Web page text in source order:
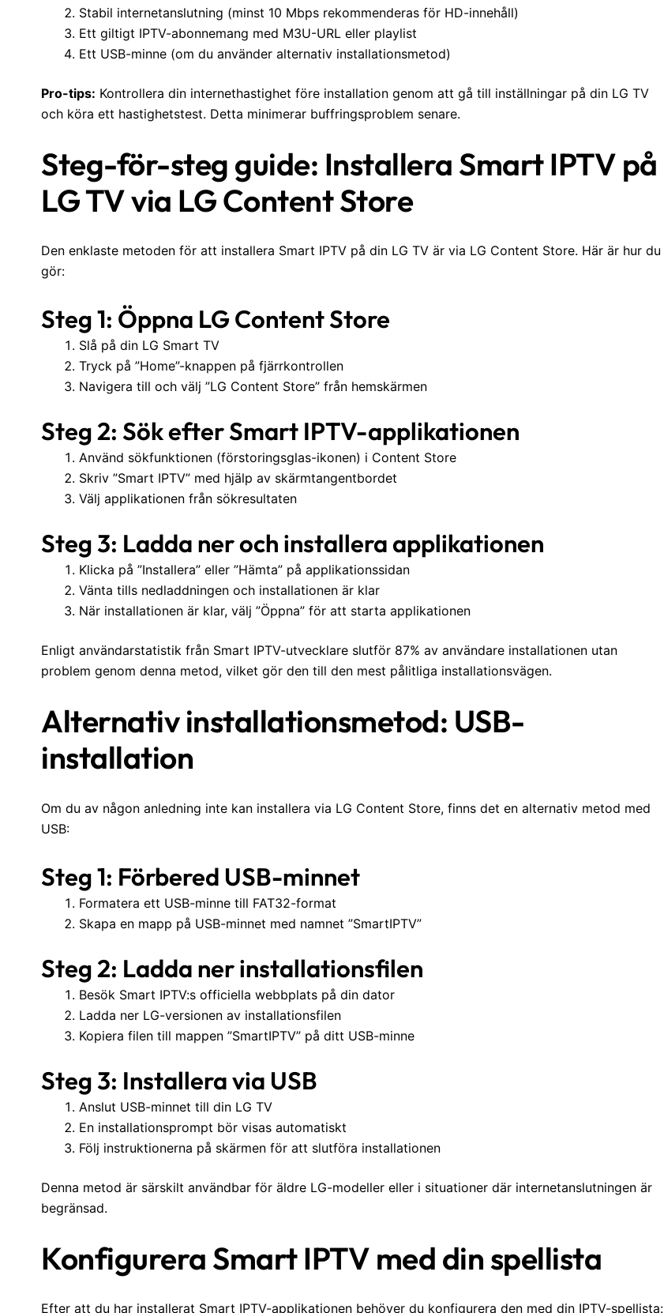
Stabil internetanslutning (minst 10 Mbps rekommenderas för HD-innehåll)
Ett giltigt IPTV-abonnemang med M3U-URL eller playlist
Ett USB-minne (om du använder alternativ installationsmetod)
Pro-tips: Kontrollera din internethastighet före installation genom att gå till inställningar på din LG TV
och köra ett hastighetstest. Detta minimerar buffringsproblem senare.
Steg-för-steg guide: Installera Smart IPTV på
LG TV via LG Content Store
Den enklaste metoden för att installera Smart IPTV på din LG TV är via LG Content Store. Här är hur du
gör:
Steg 1: Öppna LG Content Store
Slå på din LG Smart TV
Tryck på ”Home”-knappen på fjärrkontrollen
Navigera till och välj ”LG Content Store” från hemskärmen
Steg 2: Sök efter Smart IPTV-applikationen
Använd sökfunktionen (förstoringsglas-ikonen) i Content Store
Skriv ”Smart IPTV” med hjälp av skärmtangentbordet
Välj applikationen från sökresultaten
Steg 3: Ladda ner och installera applikationen
Klicka på ”Installera” eller ”Hämta” på applikationssidan
Vänta tills nedladdningen och installationen är klar
När installationen är klar, välj ”Öppna” för att starta applikationen
Enligt användarstatistik från Smart IPTV-utvecklare slutför 87% av användare installationen utan
problem genom denna metod, vilket gör den till den mest pålitliga installationsvägen.
Alternativ installationsmetod: USB-
installation
Om du av någon anledning inte kan installera via LG Content Store, finns det en alternativ metod med
USB:
Steg 1: Förbered USB-minnet
Formatera ett USB-minne till FAT32-format
Skapa en mapp på USB-minnet med namnet ”SmartIPTV”
Steg 2: Ladda ner installationsfilen
Besök Smart IPTV:s officiella webbplats på din dator
Ladda ner LG-versionen av installationsfilen
Kopiera filen till mappen ”SmartIPTV” på ditt USB-minne
Steg 3: Installera via USB
Anslut USB-minnet till din LG TV
En installationsprompt bör visas automatiskt
Följ instruktionerna på skärmen för att slutföra installationen
Denna metod är särskilt användbar för äldre LG-modeller eller i situationer där internetanslutningen är
begränsad.
Konfigurera Smart IPTV med din spellista
Efter att du har installerat Smart IPTV-applikationen behöver du konfigurera den med din IPTV-spellista: